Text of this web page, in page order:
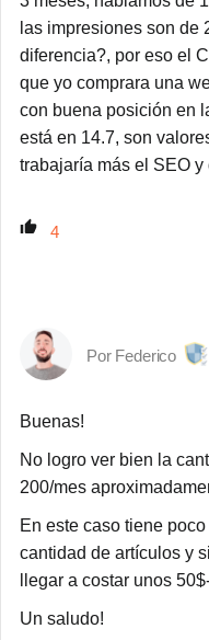
las impresiones son de
diferencia?, por eso el
que yo comprara una
con buena posición en
está en 14.7, son
trabajaría más el SEO y
4
Federico
Buenas!
No logro ver bien la
200/mes
En este caso tiene
cantidad de artículos y
llegar a costar unos
Un saludo!